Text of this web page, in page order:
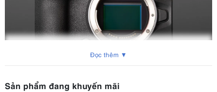
2. Canon EOS R6 Mark III Có Gì Mới?
Đọc thêm ▼
Sản phẩm đang khuyến mãi